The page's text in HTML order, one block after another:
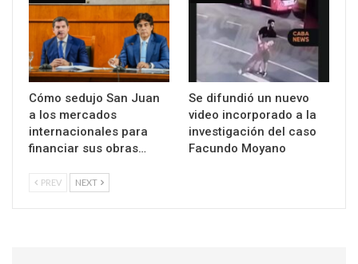
Cómo sedujo San Juan
a los mercados
internacionales para
financiar sus obras…
Se difundió un nuevo
video incorporado a la
investigación del caso
Facundo Moyano
PREV NEXT